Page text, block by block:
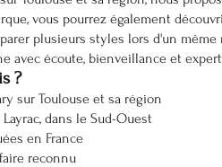
vous pourrez également
plusieurs styles lors d'un
avec écoute, bienveillance et
?
sur Toulouse et sa région
dans le Sud-Ouest
en France
reconnu